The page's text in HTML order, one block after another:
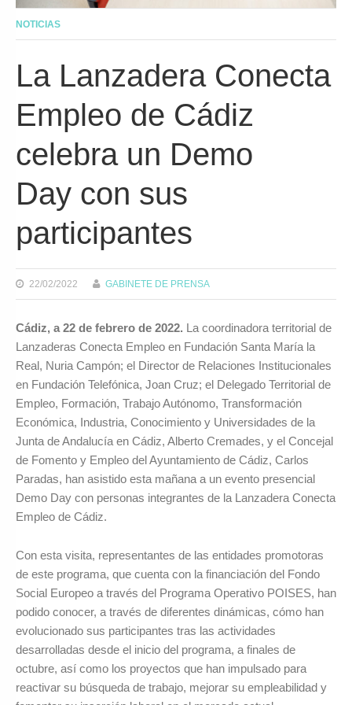
NOTICIAS
La Lanzadera Conecta
Empleo de Cádiz
celebra un Demo
Day con sus
participantes
22/02/2022 GABINETE DE PRENSA
Cádiz, a 22 de febrero de 2022. La coordinadora territorial de
Lanzaderas Conecta Empleo en Fundación Santa María la
Real, Nuria Campón; el Director de Relaciones Institucionales
en Fundación Telefónica, Joan Cruz; el Delegado Territorial de
Empleo, Formación, Trabajo Autónomo, Transformación
Económica, Industria, Conocimiento y Universidades de la
Junta de Andalucía en Cádiz, Alberto Cremades, y el Concejal
de Fomento y Empleo del Ayuntamiento de Cádiz, Carlos
Paradas, han asistido esta mañana a un evento presencial
Demo Day con personas integrantes de la Lanzadera Conecta
Empleo de Cádiz.
Con esta visita, representantes de las entidades promotoras
de este programa, que cuenta con la financiación del Fondo
Social Europeo a través del Programa Operativo POISES, han
podido conocer, a través de diferentes dinámicas, cómo han
evolucionado sus participantes tras las actividades
desarrolladas desde el inicio del programa, a finales de
octubre, así como los proyectos que han impulsado para
reactivar su búsqueda de trabajo, mejorar su empleabilidad y